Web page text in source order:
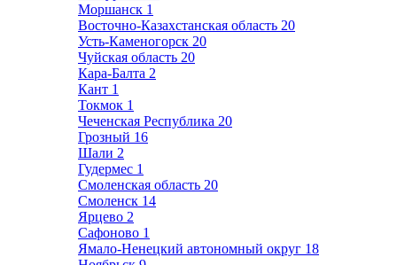
Моршанск 1
Восточно-Казахстанская область 20
Усть-Каменогорск 20
Чуйская область 20
Кара-Балта 2
Кант 1
Токмок 1
Чеченская Республика 20
Грозный 16
Шали 2
Гудермес 1
Смоленская область 20
Смоленск 14
Ярцево 2
Сафоново 1
Ямало-Ненецкий автономный округ 18